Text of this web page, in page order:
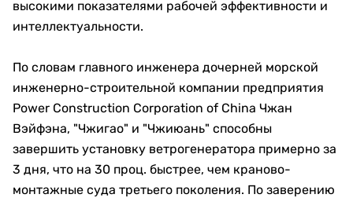
высокими показателями рабочей эффективности и
интеллектуальности.
По словам главного инженера дочерней морской
инженерно-строительной компании предприятия
Power Construction Corporation of China Чжан
Вэйфэна, "Чжигао" и "Чжиюань" способны
завершить установку ветрогенератора примерно за
3 дня, что на 30 проц. быстрее, чем краново-
монтажные суда третьего поколения. По заверению